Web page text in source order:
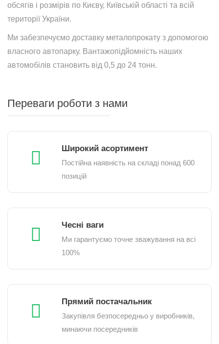
обсягів і розмірів по Києву, Київській області та всій
території України.
Ми забезпечуємо доставку металопрокату з допомогою
власного автопарку. Вантажопідйомність наших
автомобілів становить від 0,5 до 24 тонн.
Переваги роботи з нами
Широкий асортимент
Постійна наявність на складі понад 600
позицій
Чесні ваги
Ми гарантуємо точне зважування на всі
100%
Прямий постачальник
Закупівля безпосередньо у виробників,
минаючи посередників